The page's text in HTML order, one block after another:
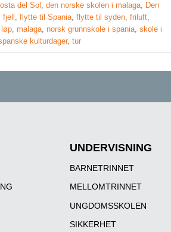
del Sol ,den norske skolen i malaga, Den
fjell ,flytte til Spania,flytte til syden,friluft,
løp,malaga,norsk grunnskole i spania,skole i
kulturdager,tur
UNDERVISNING
BARNETRINNET
MELLOMTRINNET
UNGDOMSSKOLEN
SIKKERHET